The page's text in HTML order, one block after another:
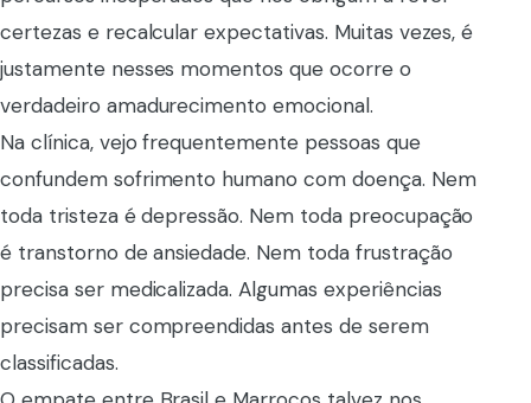
certezas e recalcular expectativas. Muitas vezes, é
justamente nesses momentos que ocorre o
verdadeiro amadurecimento emocional.
Na clínica, vejo frequentemente pessoas que
confundem sofrimento humano com doença. Nem
toda tristeza é depressão. Nem toda preocupação
é transtorno de ansiedade. Nem toda frustração
precisa ser medicalizada. Algumas experiências
precisam ser compreendidas antes de serem
classificadas.